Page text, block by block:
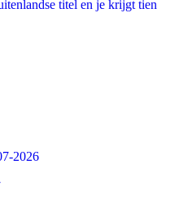
titel en je krijgt tien
2026